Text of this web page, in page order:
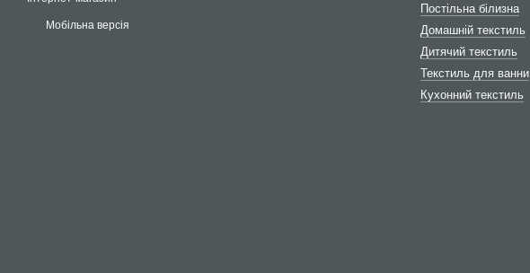
Мобільна версія
Постільна білизна
Домашній текстиль
Дитячий текстиль
Текстиль для ванни
Кухонний текстиль